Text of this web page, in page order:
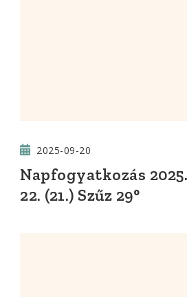
2025-09-20
Napfogyatkozás
22. (21.) Szűz 29°